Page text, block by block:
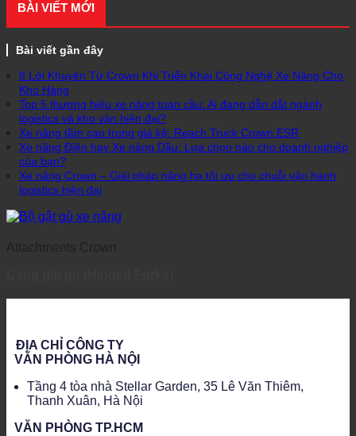
BÀI VIẾT MỚI
Bài viết gần đây
8 Lời Khuyên Từ Crown Khi Triển Khai Công Nghệ Xe Nâng Cho
Kho Hàng
Top 5 thương hiệu xe nâng toàn cầu: Ai đang dẫn dắt ngành
logistics và kho vận hiện đại?
Xe nâng tầm cao trong giá kệ: Reach Truck Crown ESR
Xe nâng Điện hay Xe nâng Dầu: Lựa chọn nào cho doanh nghiệp
của bạn?
Xe nâng Crown – Giải pháp nâng hạ tối ưu cho chuỗi vận hành
logistics hiện đại
ĐỊA CHỈ CÔNG TY
VĂN PHÒNG HÀ NỘI
Tầng 4 tòa nhà Stellar Garden, 35 Lê Văn Thiêm,
Thanh Xuân, Hà Nội
VĂN PHÒNG TP.HCM